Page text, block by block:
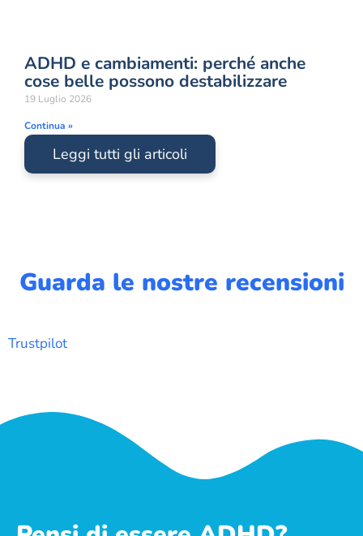
ADHD e cambiamenti: perché anche
cose belle possono destabilizzare
19 Luglio 2026
Continua »
Leggi tutti gli articoli
Guarda le nostre recensioni
Trustpilot